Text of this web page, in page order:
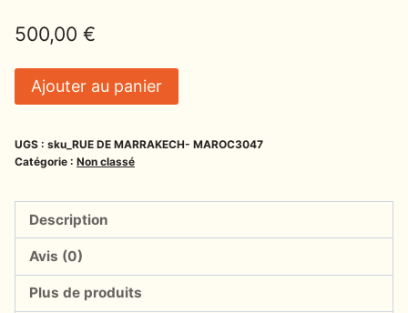
500,00 €
Ajouter au panier
UGS : sku_RUE DE MARRAKECH- MAROC3047
Catégorie : Non classé
Description
Avis (0)
Plus de produits